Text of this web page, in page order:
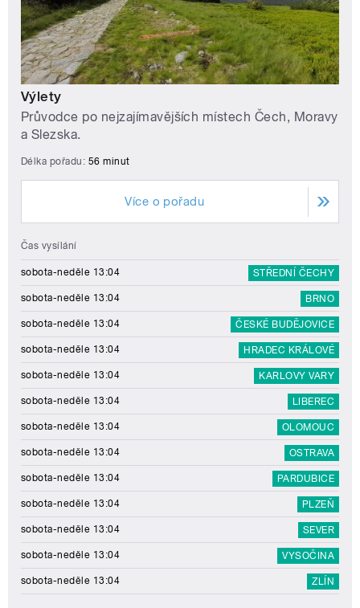
Výlety
Průvodce po nejzajímavějších místech Čech, Moravy
a Slezska.
Délka pořadu: 56 minut
Více o pořadu
Čas vysílání
sobota-neděle 13:04 STŘEDNÍ ČECHY
sobota-neděle 13:04 BRNO
sobota-neděle 13:04 ČESKÉ BUDĚJOVICE
sobota-neděle 13:04 HRADEC KRÁLOVÉ
sobota-neděle 13:04 KARLOVY VARY
sobota-neděle 13:04 LIBEREC
sobota-neděle 13:04 OLOMOUC
sobota-neděle 13:04 OSTRAVA
sobota-neděle 13:04 PARDUBICE
sobota-neděle 13:04 PLZEŇ
sobota-neděle 13:04 SEVER
sobota-neděle 13:04 VYSOČINA
sobota-neděle 13:04 ZLÍN